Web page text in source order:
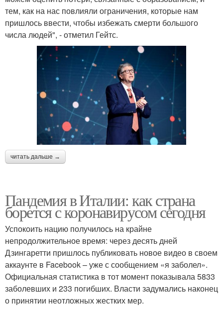
тем, как на нас повлияли ограничения, которые нам
пришлось ввести, чтобы избежать смерти большого
числа людей", - отметил Гейтс.
читать дальше →
Пандемия в Италии: как страна
борется с коронавирусом сегодня
Успокоить нацию получилось на крайне
непродолжительное время: через десять дней
Дзингаретти пришлось публиковать новое видео в своем
аккаунте в Facebook – уже с сообщением «я заболел».
Официальная статистика в тот момент показывала 5833
заболевших и 233 погибших. Власти задумались наконец
о принятии неотложных жестких мер.